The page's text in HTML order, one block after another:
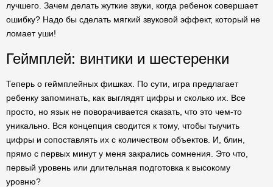
лучшего. Зачем делать жуткие звуки, когда ребенок совершает
ошибку? Надо бы сделать мягкий звуковой эффект, который не
ломает уши!
Геймплей: винтики и шестеренки
Теперь о геймплейных фишках. По сути, игра предлагает
ребенку запоминать, как выглядят цифры и сколько их. Все
просто, но язык не поворачивается сказать, что это чем-то
уникально. Вся концепция сводится к тому, чтобы тыучить
цифры и сопоставлять их с количеством объектов. И, блин,
прямо с первых минут у меня закрались сомнения. Это что,
первый уровень или длительная подготовка к высокому
уровню?